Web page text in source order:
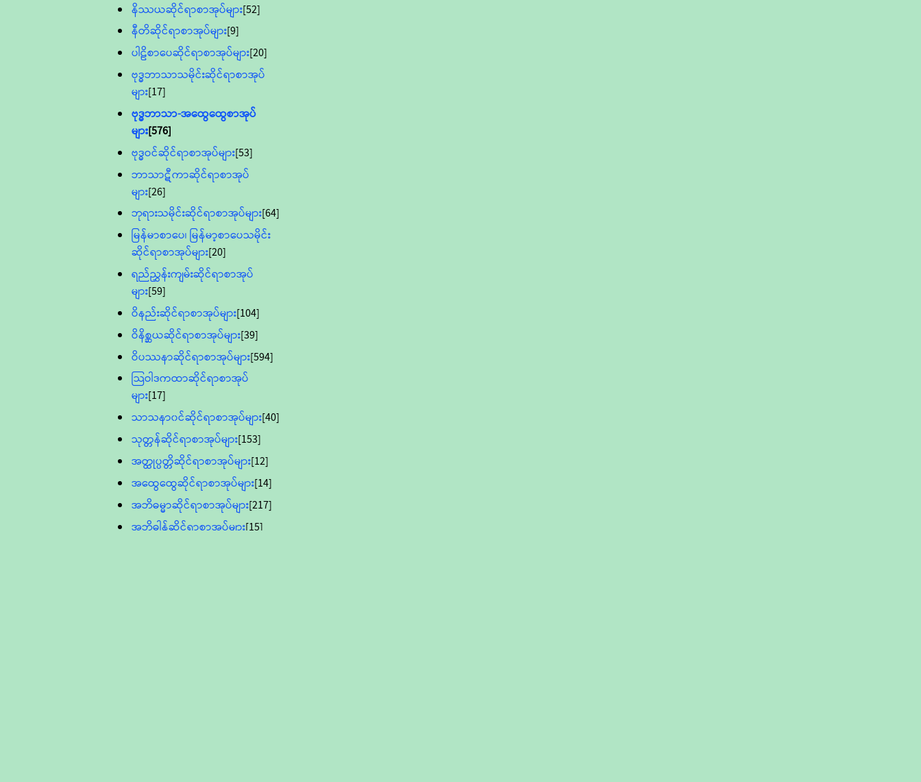
နိဿယဆိုင်ရာစာအုပ်များ[52]
နီတိဆိုင်ရာစာအုပ်များ[9]
ပါဠိစာပေဆိုင်ရာစာအုပ်များ[20]
ဗုဒ္ဓဘာသာသမိုင်းဆိုင်ရာစာအုပ်
များ[17]
ဗုဒ္ဓဘာသာ-အထွေထွေစာအုပ်
များ[576]
ဗုဒ္ဓဝင်ဆိုင်ရာစာအုပ်များ[53]
ဘာသာဋီကာဆိုင်ရာစာအုပ်
များ[26]
ဘုရားသမိုင်းဆိုင်ရာစာအုပ်များ[64]
မြန်မာစာပေ၊ မြန်မာ့စာပေသမိုင်း
ဆိုင်ရာစာအုပ်များ[20]
ရည်ညွှန်းကျမ်းဆိုင်ရာစာအုပ်
များ[59]
ဝိနည်းဆိုင်ရာစာအုပ်များ[104]
ဝိနိစ္ဆယဆိုင်ရာစာအုပ်များ[39]
ဝိပဿနာဆိုင်ရာစာအုပ်များ[594]
သြဝါဒကထာဆိုင်ရာစာအုပ်
များ[17]
သာသနာ၀င်ဆိုင်ရာစာအုပ်များ[40]
သုတ္တန်ဆိုင်ရာစာအုပ်များ[153]
အတ္ထုပ္ပတ္တိဆိုင်ရာစာအုပ်များ[12]
အထွေထွေဆိုင်ရာစာအုပ်များ[14]
အဘိဓမ္မာဆိုင်ရာစာအုပ်များ[217]
အဘိဓါန်ဆိုင်ရာစာအုပ်များ[15]